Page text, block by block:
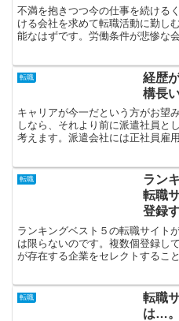
不満を抱きつつ今の仕事を続ける
ける会社を求めて転職活動に勤し
能なはずです。労働条件が悲惨な
転職
経歴
構長
キャリアが今一だという方がお望
しなら、それより前に派遣社員と
考えます。派遣会社には正社員雇
転職
ラン
転職
登録
誤り
ランキングベスト５の転職サイト
は限らないのです。複数個登録し
が存在する企業をセレクトするこ
転職
転職
は…。